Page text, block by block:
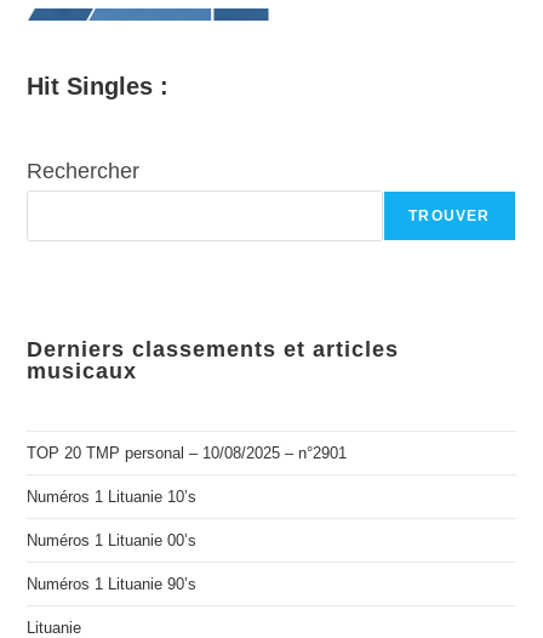
Hit Singles :
Rechercher
TROUVER
Derniers classements et articles
musicaux
TOP 20 TMP personal – 10/08/2025 – n°2901
Numéros 1 Lituanie 10’s
Numéros 1 Lituanie 00’s
Numéros 1 Lituanie 90’s
Lituanie